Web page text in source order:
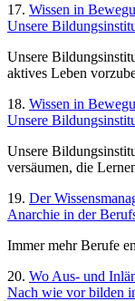
17. Wissen in
Unsere
Unsere
aktives Leben
18. Wissen in
Unsere
Unsere
versäumen, die
19. Der
Anarchie in der
Immer mehr Berufe
20. Wo Aus- und
Nach wie vor bilden